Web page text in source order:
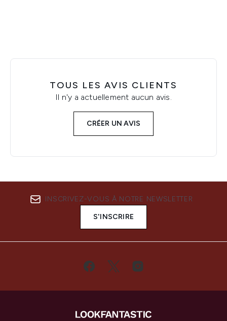
TOUS LES AVIS CLIENTS
Il n'y a actuellement aucun avis.
CRÉER UN AVIS
INSCRIVEZ-VOUS À NOTRE NEWSLETTER
S'INSCRIRE